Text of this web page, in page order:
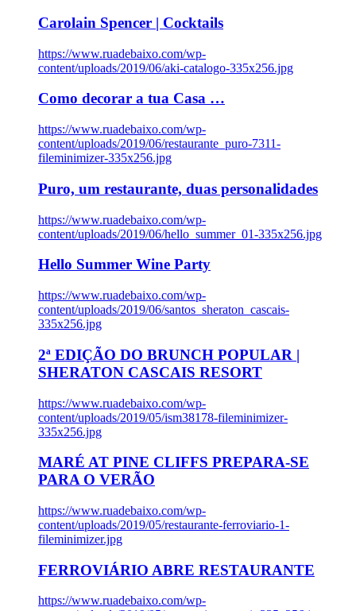
Carolain Spencer | Cocktails
https://www.ruadebaixo.com/wp-
content/uploads/2019/06/aki-catalogo-335x256.jpg
Como decorar a tua Casa …
https://www.ruadebaixo.com/wp-
content/uploads/2019/06/restaurante_puro-7311-
fileminimizer-335x256.jpg
Puro, um restaurante, duas personalidades
https://www.ruadebaixo.com/wp-
content/uploads/2019/06/hello_summer_01-335x256.jpg
Hello Summer Wine Party
https://www.ruadebaixo.com/wp-
content/uploads/2019/06/santos_sheraton_cascais-
335x256.jpg
2ª EDIÇÃO DO BRUNCH POPULAR |
SHERATON CASCAIS RESORT
https://www.ruadebaixo.com/wp-
content/uploads/2019/05/ism38178-fileminimizer-
335x256.jpg
MARÉ AT PINE CLIFFS PREPARA-SE
PARA O VERÃO
https://www.ruadebaixo.com/wp-
content/uploads/2019/05/restaurante-ferroviario-1-
fileminimizer.jpg
FERROVIÁRIO ABRE RESTAURANTE
https://www.ruadebaixo.com/wp-